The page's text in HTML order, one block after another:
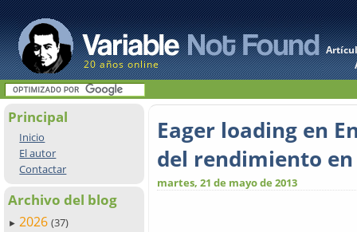
20 años online
Principal
Inicio
El autor
Contactar
Archivo del blog
► 2026 (37)
Eager loading en
del rendimiento en
martes, 21 de mayo de 2013